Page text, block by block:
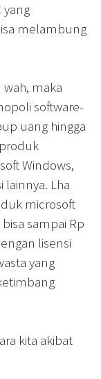
yang
melambung
maka
software-
uang hingga
Windows,
lainnya. Lha
microsoft
sampai Rp
lisensi
yang
kita akibat